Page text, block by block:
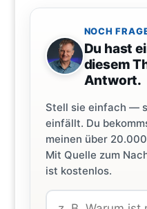
NOCH
Du hast
diesem
Antwort.
Stell sie einfach —
einfällt. Du
meinen über
Mit Quelle zum
ist kostenlos.